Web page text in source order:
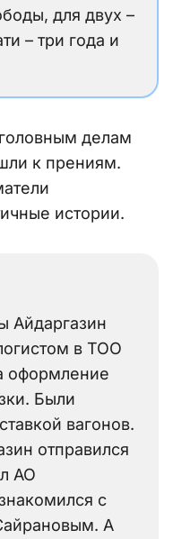
для двух –
– три года и
делам
к прениям.
истории.
Айдаргазин
в ТОО
оформление
Были
вагонов.
отправился
АО
с
А